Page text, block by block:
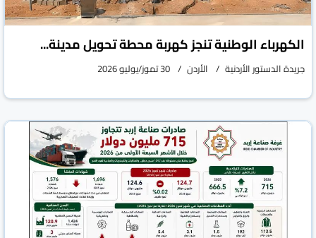
الكهرباء الوطنية تنجز كهربة محطة تحويل مدينة...
جريدة الدستور الأردنية الأردن 30 تموز/يوليو 2026